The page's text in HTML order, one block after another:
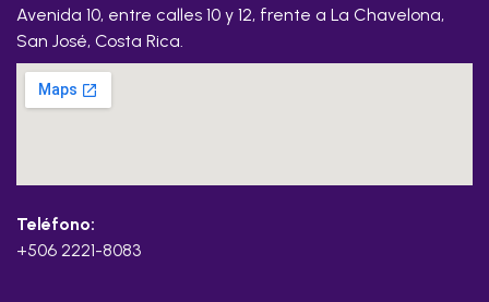
Avenida 10, entre calles 10 y 12, frente a La Chavelona,
San José, Costa Rica.
Teléfono:
+506 2221-8083